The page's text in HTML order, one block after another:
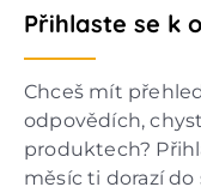
Přihlaste se k
Chceš mít
odpovědích,
produktech?
měsíc ti dorazí do